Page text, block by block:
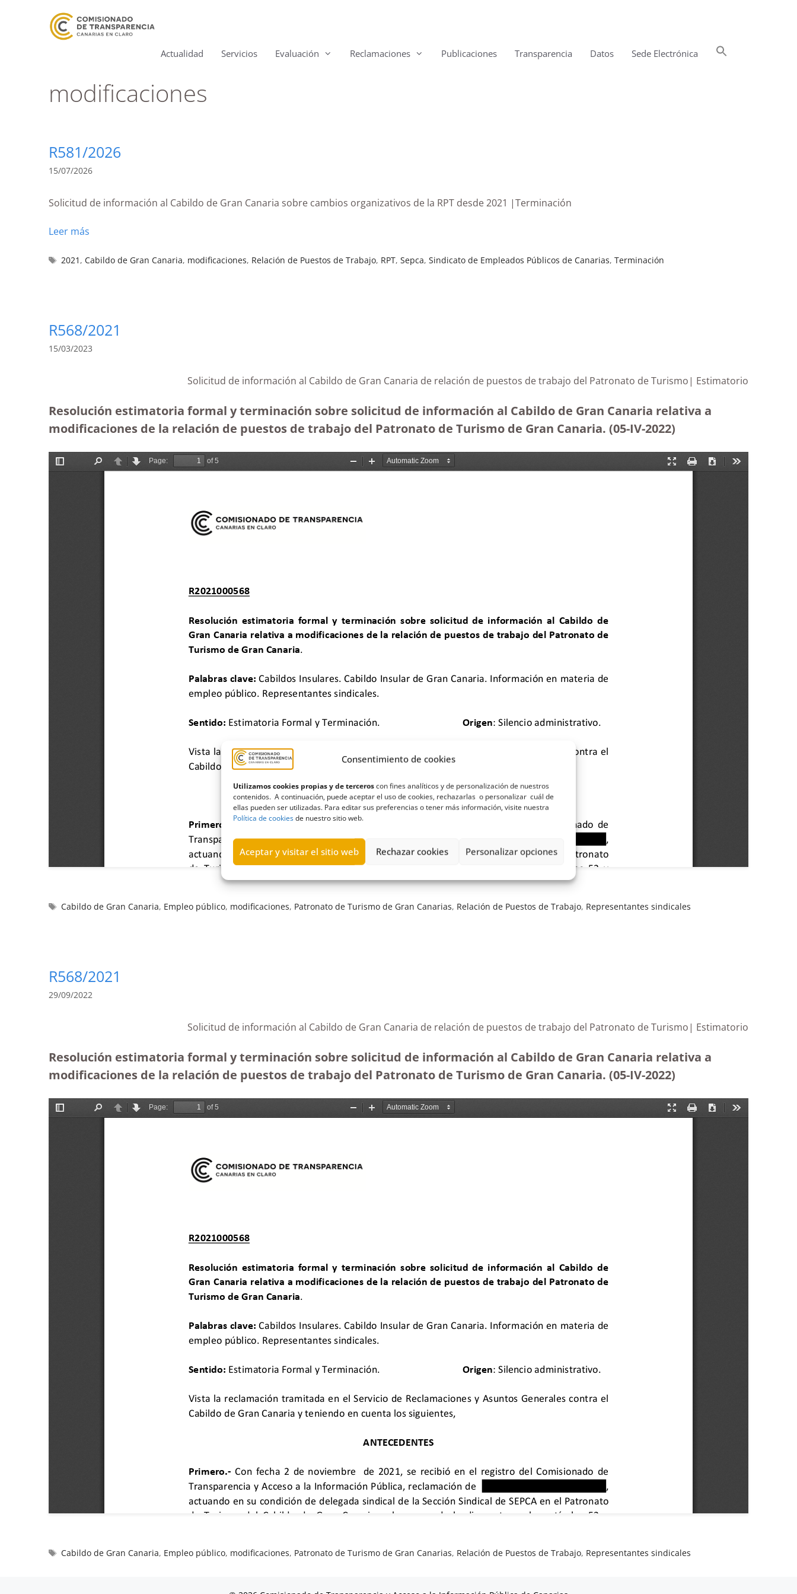
Consentimiento de cookies
Utilizamos cookies propias y de terceroscon fines analíticos y de personalización de nuestros
contenidos. A continuación, puede aceptar el uso de cookies, rechazarlas o personalizar cuál de
ellas pueden ser utilizadas. Para editar sus preferencias o tener más información, visite nuestra
Política de cookiesde nuestro sitio web.
Aceptar y visitar el sitio web Rechazar cookies Personalizar opciones
Actualidad Servicios Evaluación Reclamaciones Publicaciones Transparencia Datos Sede Electrónica
modificaciones
R581/2026
15/07/2026
Solicitud de información al Cabildo de Gran Canaria sobre cambios organizativos de la RPT desde 2021 |Terminación
Leer más
2021 ,Cabildo de Gran Canaria, modificaciones, Relación de Puestos de Trabajo, RPT,Sepca,Sindicato de Empleados Públicos de Canarias,Terminación
R568/2021
15/03/2023
Solicitud de información al Cabildo de Gran Canaria de relación de puestos de trabajo del Patronato de Turismo| Estimatorio
Resolución estimatoria formal y terminación sobre solicitud de información al Cabildo de Gran Canaria relativa a
modificaciones de la relación de puestos de trabajo del Patronato de Turismo de Gran Canaria. (05-IV-2022)
Cabildo de Gran Canaria, Empleo público, modificaciones, Patronato de Turismo de Gran Canarias, Relación de Puestos de Trabajo, Representantes sindicales
R568/2021
29/09/2022
Solicitud de información al Cabildo de Gran Canaria de relación de puestos de trabajo del Patronato de Turismo| Estimatorio
Resolución estimatoria formal y terminación sobre solicitud de información al Cabildo de Gran Canaria relativa a
modificaciones de la relación de puestos de trabajo del Patronato de Turismo de Gran Canaria. (05-IV-2022)
Cabildo de Gran Canaria, Empleo público, modificaciones, Patronato de Turismo de Gran Canarias, Relación de Puestos de Trabajo, Representantes sindicales